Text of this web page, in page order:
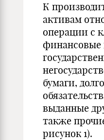
К
активам
операции с
финансовые
бумаги,
выданные
также
рисунок 1).